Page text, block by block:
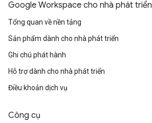
Google Workspace cho nhà phát triển
Tổng quan về nền tảng
Sản phẩm dành cho nhà phát triển
Ghi chú phát hành
Hỗ trợ dành cho nhà phát triển
Điều khoản dịch vụ
Công cụ